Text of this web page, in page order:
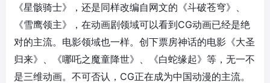
《星骸骑士》，还是同样改编自网文的《斗破苍穹》、
《雪鹰领主》，在动画剧领域可以看到CG动画已经是绝
对的主流。电影领域也一样。创下票房神话的电影《大圣
归来》、《哪吒之魔童降世》、《白蛇缘起》等，无一不
是三维动画。不可否认，CG正在成为中国动漫的主流。